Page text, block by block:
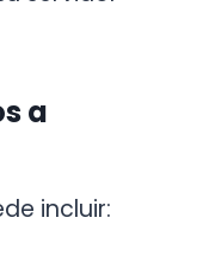
a
incluir: